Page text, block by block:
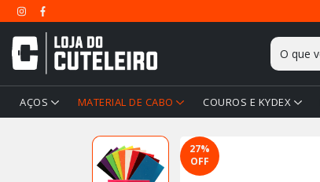
AÇOS MATERIAL DE CABO COUROS E KYDEX
27%
OFF